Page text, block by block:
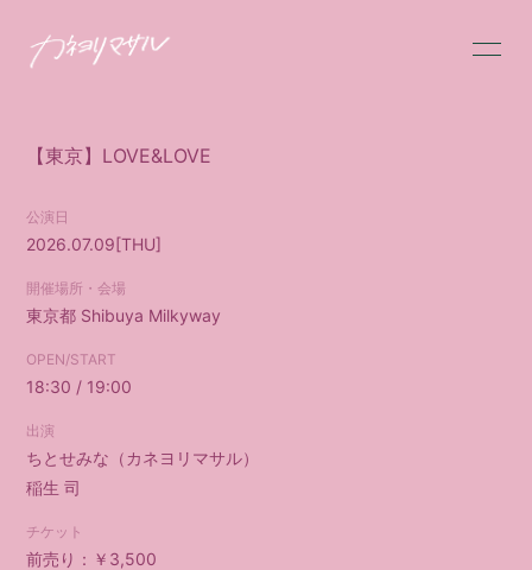
SCHEDULE
VIDEO
MESSAGE
FC限定RADIO
Q&A
【東京】LOVE&LOVE
公演日
2026.07.09[THU]
開催場所・会場
東京都 Shibuya Milkyway
OPEN/START
18:30 / 19:00
出演
ちとせみな（カネヨリマサル）
稲生 司
チケット
前売り：￥3,500